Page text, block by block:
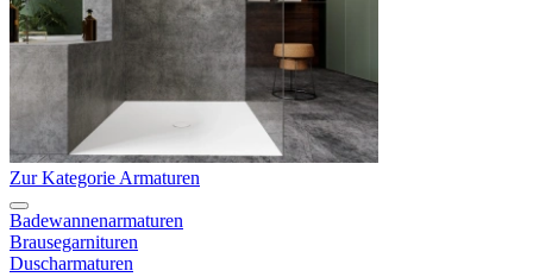
Zur Kategorie Armaturen
Badewannenarmaturen
Brausegarnituren
Duscharmaturen